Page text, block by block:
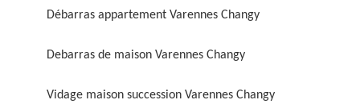
Débarras appartement Varennes Changy
Debarras de maison Varennes Changy
Vidage maison succession Varennes Changy